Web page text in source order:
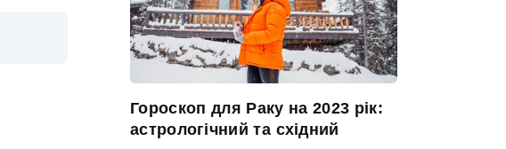
Гороскоп для Раку на 2023 рік:
астрологічний та східний